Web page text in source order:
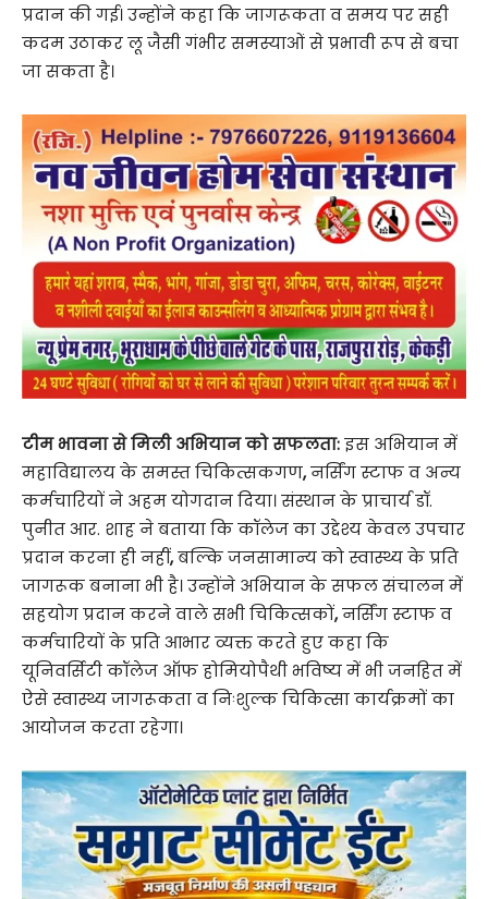
प्रदान की गई। उन्होंने कहा कि जागरूकता व समय पर सही
कदम उठाकर लू जैसी गंभीर समस्याओं से प्रभावी रूप से बचा
जा सकता है।
टीम भावना से मिली अभियान को सफलता:इस अभियान में
महाविद्यालय के समस्त चिकित्सकगण,नर्सिंग स्टाफ व अन्य
कर्मचारियों ने अहम योगदान दिया। संस्थान के प्राचार्य डॉ.
पुनीत आर. शाह ने बताया कि कॉलेज का उद्देश्य केवल उपचार
प्रदान करना ही नहीं,बल्कि जनसामान्य को स्वास्थ्य के प्रति
जागरूक बनाना भी है। उन्होंने अभियान के सफल संचालन में
सहयोग प्रदान करने वाले सभी चिकित्सकों,नर्सिंग स्टाफ व
कर्मचारियों के प्रति आभार व्यक्त करते हुए कहा कि
यूनिवर्सिटी कॉलेज ऑफ होमियोपैथी भविष्य में भी जनहित में
ऐसे स्वास्थ्य जागरूकता व निःशुल्क चिकित्सा कार्यक्रमों का
आयोजन करता रहेगा।